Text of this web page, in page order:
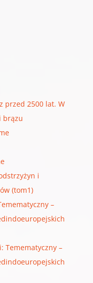
przed 2500 lat. W
brązu
i
(tom1)
–
Temematyczny –